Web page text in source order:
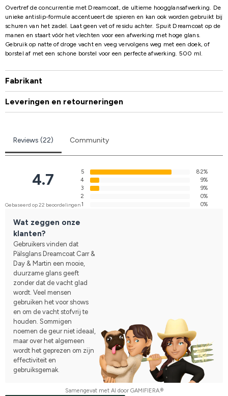
Overtref de concurrentie met Dreamcoat, de ultieme hoogglansafwerking. De
unieke antislip-formule accentueert de spieren en kan ook worden gebruikt bij
schuren van het zadel. Laat geen vet of residu achter. Spuit Dreamcoat op de
manen en staart vóór het vlechten voor een afwerking met hoge glans.
Gebruik op natte of droge vacht en veeg vervolgens weg met een doek, of
borstel af met een schone borstel voor een perfecte afwerking. 500 ml.
Fabrikant
Leveringen en retourneringen
Reviews (22) Community
4.7
Gebaseerd op 22 beoordelingen
5
82%
4
9%
3
9%
2
0%
1
0%
Wat zeggen onze
klanten?
Gebruikers vinden dat
Pälsglans Dreamcoat Carr &
Day & Martin een mooie,
duurzame glans geeft
zonder dat de vacht glad
wordt. Veel mensen
gebruiken het voor shows
en om de vacht stofvrij te
houden. Sommigen
noemen de geur niet ideaal,
maar over het algemeen
wordt het geprezen om zijn
effectiviteit en
gebruiksgemak.
Samengevat met AI door GAMIFIERA.®